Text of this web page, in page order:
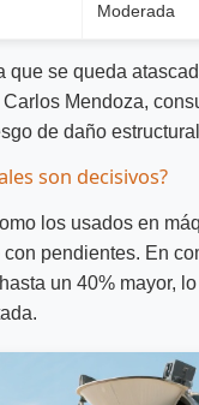
Moderada
se queda
Mendoza,
de daño
son decisivos?
los usados en
pendientes. En
un 40% mayor,